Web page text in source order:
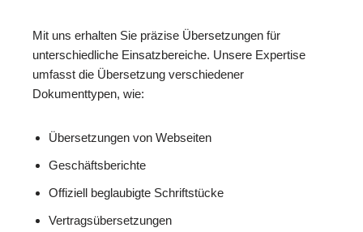
Mit uns erhalten Sie präzise Übersetzungen für
unterschiedliche Einsatzbereiche. Unsere Expertise
umfasst die Übersetzung verschiedener
Dokumenttypen, wie:
Übersetzungen von Webseiten
Geschäftsberichte
Offiziell beglaubigte Schriftstücke
Vertragsübersetzungen